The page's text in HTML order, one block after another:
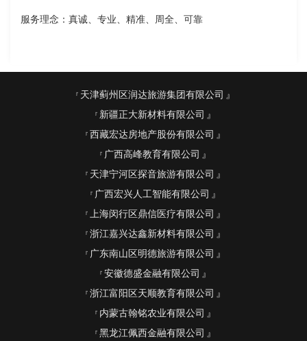
服务理念：真诚、专业、精准、周全、可靠
天津蓟州区润达旅游集团有限公司
新疆正大新材料有限公司
西藏宏达房地产股份有限公司
广西高峰教育有限公司
天津宁河区探音旅游有限公司
广西宏兴人工智能有限公司
上海闵行区鼎信医疗有限公司
浙江嘉兴达鑫新材料有限公司
广东南山区明德旅游有限公司
安徽德盛金融有限公司
浙江富阳区天顺教育有限公司
内蒙古翰铭农业有限公司
黑龙江佩西金融有限公司